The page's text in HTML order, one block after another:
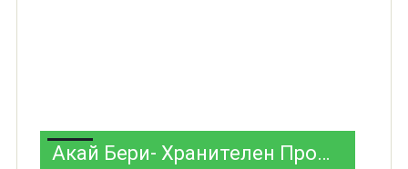
Акай Бери- Хранителен Профил